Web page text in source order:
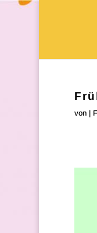
von |